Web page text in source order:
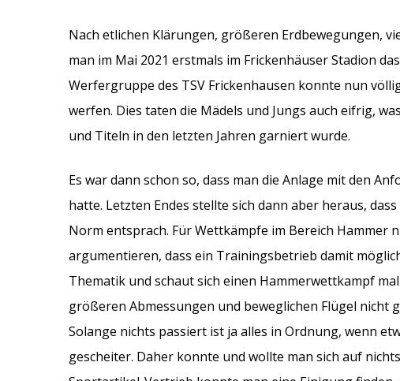
Nach etlichen Klärungen, größeren Erdbewegungen,
man im Mai 2021 erstmals im Frickenhäuser Stadion
Werfergruppe des TSV Frickenhausen konnte nun
werfen. Dies taten die Mädels und Jungs auch eifrig,
und Titeln in den letzten Jahren garniert wurde.
Es war dann schon so, dass man die Anlage mit den
hatte. Letzten Endes stellte sich dann aber heraus,
Norm entsprach. Für Wettkämpfe im Bereich Hammer
argumentieren, dass ein Trainingsbetrieb damit
Thematik und schaut sich einen Hammerwettkampf
größeren Abmessungen und beweglichen Flügel nicht
Solange nichts passiert ist ja alles in Ordnung, wenn
gescheiter. Daher konnte und wollte man sich auf